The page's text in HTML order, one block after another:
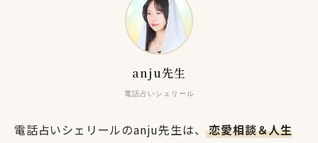
anju先生
電話占いシェリール
電話占いシェリールのanju先生は、恋愛相談＆人生